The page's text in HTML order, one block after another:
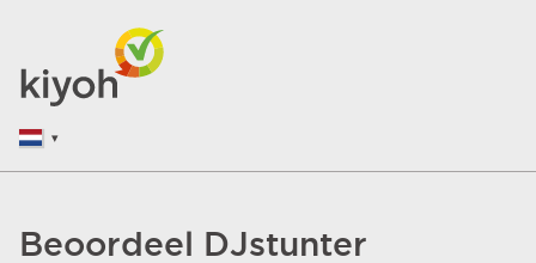
Beoordeel DJstunter